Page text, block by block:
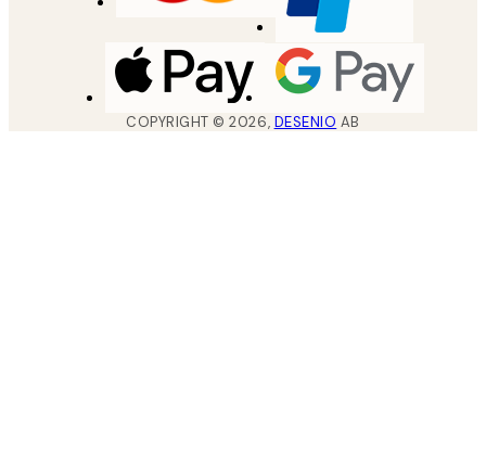
COPYRIGHT ©2026, DESENIO AB